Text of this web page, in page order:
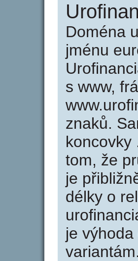
Doména
jménu
s www,
znaků.
koncovky
tom, že
je
délky o
je
variantám.